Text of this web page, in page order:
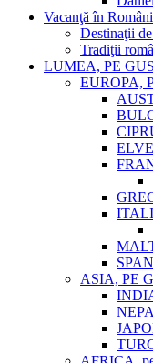
Vacanţă în
Destinaţii
Tradiţii
LUMEA, PE
EUROPA,
ASIA, PE